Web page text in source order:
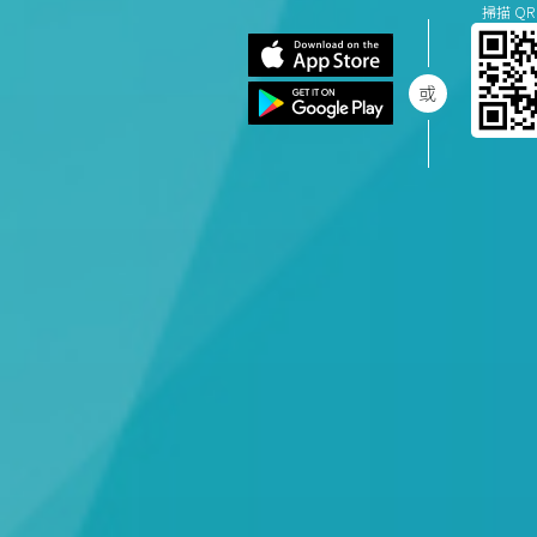
掃描